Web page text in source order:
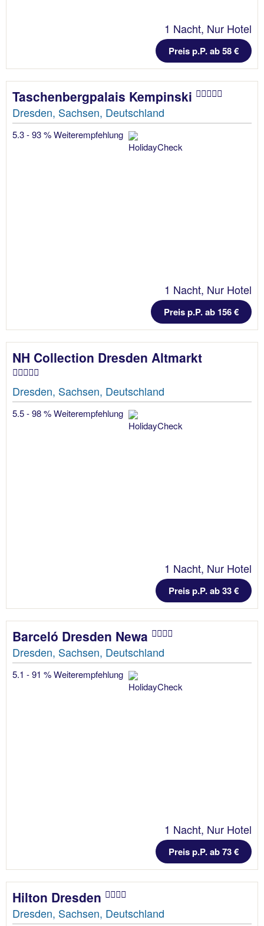
1 Nacht, Nur Hotel
Preis p.P. ab 58 €
Taschenbergpalais Kempinski
Dresden, Sachsen, Deutschland
5.3 - 93 % Weiterempfehlung
1 Nacht, Nur Hotel
Preis p.P. ab 156 €
NH Collection Dresden Altmarkt
Dresden, Sachsen, Deutschland
5.5 - 98 % Weiterempfehlung
1 Nacht, Nur Hotel
Preis p.P. ab 33 €
Barceló Dresden Newa
Dresden, Sachsen, Deutschland
5.1 - 91 % Weiterempfehlung
1 Nacht, Nur Hotel
Preis p.P. ab 73 €
Hilton Dresden
Dresden, Sachsen, Deutschland